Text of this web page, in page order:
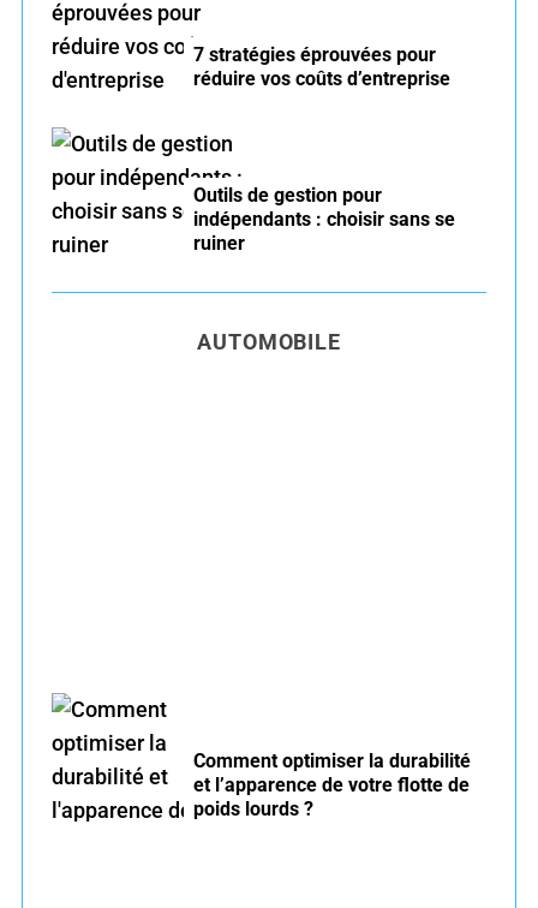
7 stratégies éprouvées pour
réduire vos coûts d’entreprise
Outils de gestion pour
indépendants : choisir sans se
ruiner
AUTOMOBILE
Comment optimiser la durabilité
et l’apparence de votre flotte de
poids lourds ?